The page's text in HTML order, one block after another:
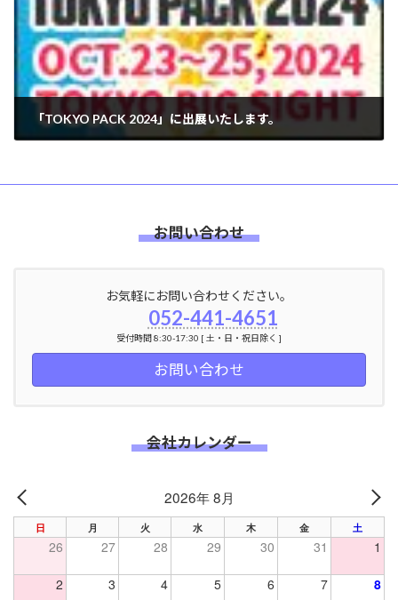
「TOKYO PACK 2024」に出展いたします。
お問い合わせ
お気軽にお問い合わせください。
052-441-4651
受付時間 8:30-17:30 [ 土・日・祝日除く ]
お問い合わせ
会社カレンダー
PREV
2026年 8月
日 月 火 水 木 金 土
26 27 28 29 30 31 1
2 3 4 5 6 7 8